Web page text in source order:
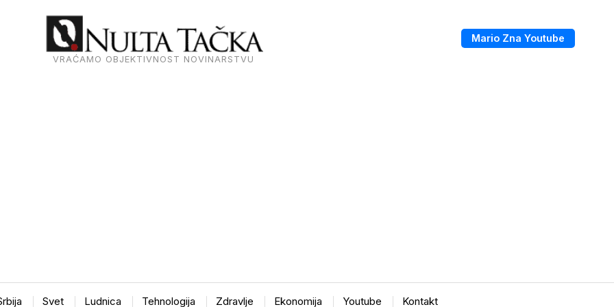
VRAĆAMO OBJEKTIVNOST NOVINARSTVU
Mario Zna Youtube
Svet Ludnica Tehnologija Zdravlje Ekonomija Youtube Kontakt